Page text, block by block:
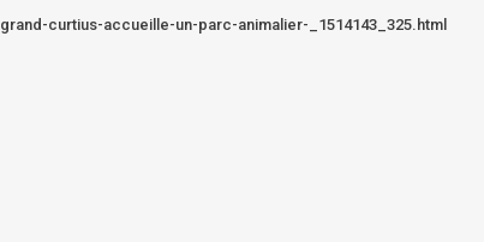
curtius-accueille-un-parc-animalier-_1514143_325.html